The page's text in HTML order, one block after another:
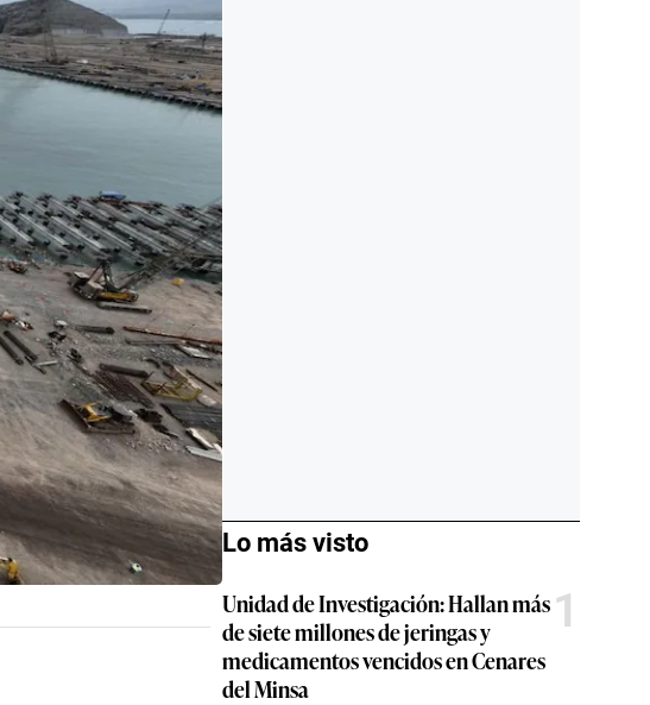
Lo más visto
Unidad de Investigación: Hallan más
de siete millones de jeringas y
medicamentos vencidos en Cenares
del Minsa
1